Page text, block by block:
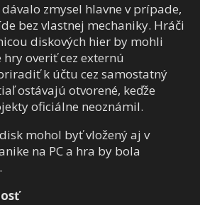
zmysel hlavne v prípade,
bez vlastnej mechaniky. Hráči
diskových hier by mohli
overiť cez externú
k účtu cez samostatný
ostávajú otvorené, keďže
oficiálne neoznámil.
mohol byť vložený aj v
na PC a hra by bola